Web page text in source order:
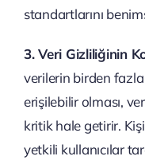
standartlarını
3. Veri Gizliliğinin
verilerin birden fazla
erişilebilir olması,
kritik hale getirir.
yetkili kullanıcılar